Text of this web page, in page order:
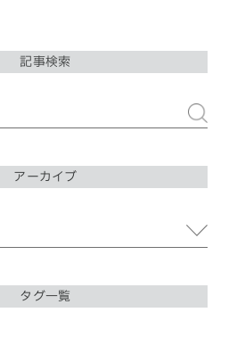
記事検索
アーカイブ
タグ一覧